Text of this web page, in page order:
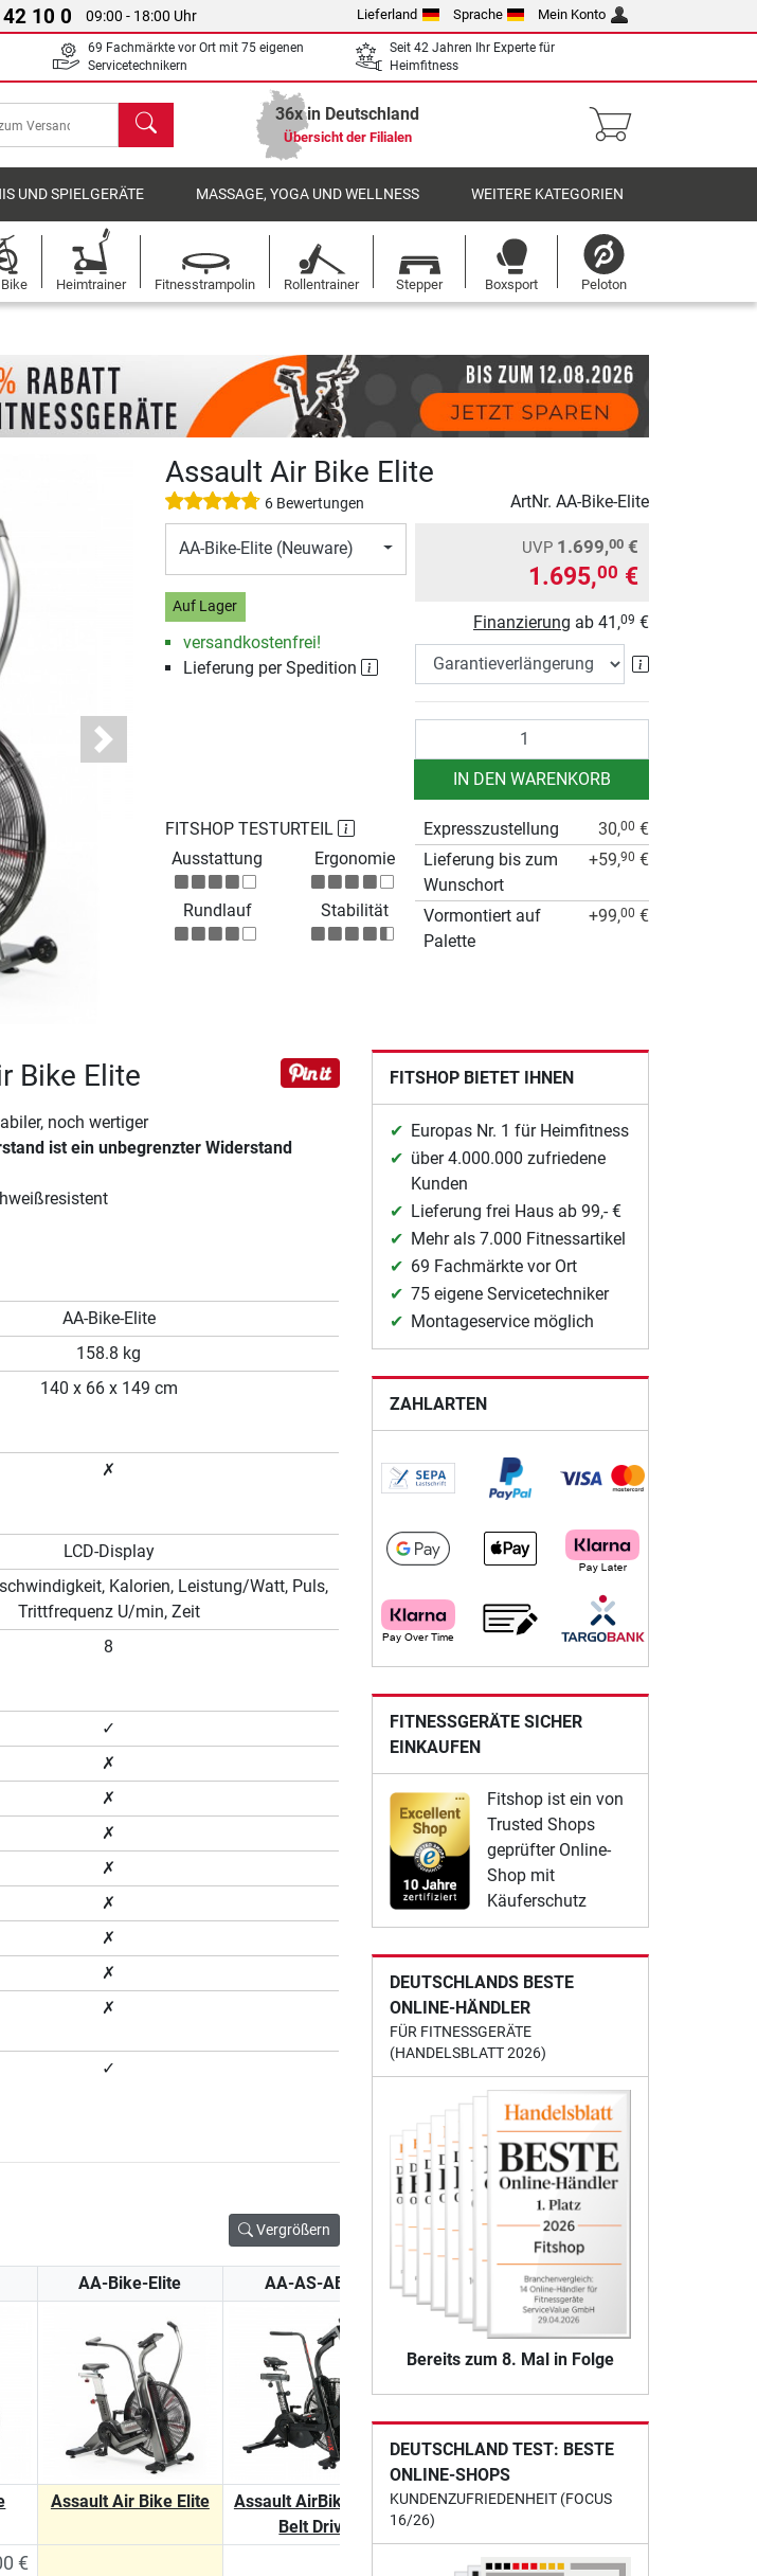
10 0 09:00 - 18:00 Uhr Lieferland Sprache Mein Konto
69 Fachmärkte vor Ort mit 75 eigenen
Servicetechnikern
Seit 42 Jahren Ihr Experte für
Heimfitness
Suchen 36x in Deutschland
Übersicht der Filialen
UND SPIELGERÄTE MASSAGE, YOGA UND WELLNESS WEITERE KATEGORIEN
Heimtrainer Fitnesstrampolin Rollentrainer Stepper Boxsport Peloton
Next
Assault Air Bike Elite
6 Bewertungen ArtNr. AA-Bike-Elite
AA-Bike-Elite (Neuware)
Auf Lager
versandkostenfrei!
Lieferung per Spedition
UVP 1.699,00 €
1.695,00 €
Finanzierung ab 41,09 €
IN DEN WARENKORB
FITSHOP TESTURTEIL
Ausstattung
Ergonomie
Rundlauf Stabilität
Expresszustellung 30,00 €
Lieferung bis zum
Wunschort
+59,90 €
Vormontiert auf
Palette
+99,00 €
Bike Elite
noch wertiger
ist ein unbegrenzter Widerstand
AA-Bike-Elite
158.8 kg
140 x 66 x 149 cm
✗
LCD-Display
Kalorien, Leistung/Watt, Puls,
Trittfrequenz U/min, Zeit
8
✓
✗
✗
✗
✗
✗
✗
✗
✗
✓
Vergrößern
AA-Bike-Elite AA-AS-ABPX
Assault Air Bike Elite
Assault AirBike Pro X
Belt Drive
€
FITSHOP BIETET IHNEN
Europas Nr. 1 für Heimfitness
über 4.000.000 zufriedene
Kunden
Lieferung frei Haus ab 99,- €
Mehr als 7.000 Fitnessartikel
69 Fachmärkte vor Ort
75 eigene Servicetechniker
Montageservice möglich
ZAHLARTEN
FITNESSGERÄTE SICHER
EINKAUFEN
Fitshop ist ein von
Trusted Shops
geprüfter Online-
Shop mit
Käuferschutz
DEUTSCHLANDS BESTE
ONLINE-HÄNDLER
FÜR FITNESSGERÄTE
(HANDELSBLATT 2026)
Bereits zum 8. Mal in Folge
DEUTSCHLAND TEST: BESTE
ONLINE-SHOPS
KUNDENZUFRIEDENHEIT (FOCUS
16/26)